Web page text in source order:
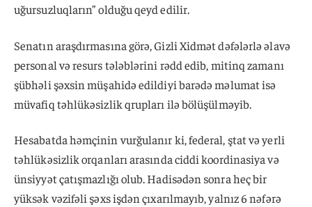
uğursuzluqların” olduğu qeyd edilir.
Senatın araşdırmasına görə, Gizli Xidmət dəfələrlə əlavə
personal və resurs tələblərini rədd edib, mitinq zamanı
şübhəli şəxsin müşahidə edildiyi barədə məlumat isə
müvafiq təhlükəsizlik qrupları ilə bölüşülməyib.
Hesabatda həmçinin vurğulanır ki, federal, ştat və yerli
təhlükəsizlik orqanları arasında ciddi koordinasiya və
ünsiyyət çatışmazlığı olub. Hadisədən sonra heç bir
yüksək vəzifəli şəxs işdən çıxarılmayıb, yalnız 6 nəfərə